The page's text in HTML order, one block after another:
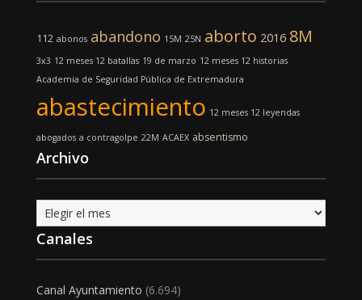
112 abonos abandono 15M 25N aborto 2016 8M
3x3 12 meses 12 batallas 19 de marzo 12 meses 12 historias
Academia de Seguridad Pública de Extremadura
abastecimiento 12 meses 12 leyendas
abogados a contragolpe 22M ACAEX absentismo
Archivo
Archivo
Canales
Canal Ayuntamiento (6.694)